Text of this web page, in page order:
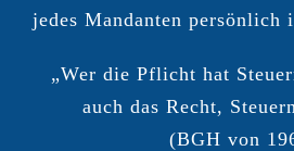
jedes Mandanten persönlich
„Wer die Pflicht hat
auch das Recht,
(BGH von